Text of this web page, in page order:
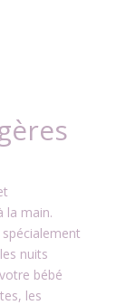
€
€
la main.
nuits
bébé
les